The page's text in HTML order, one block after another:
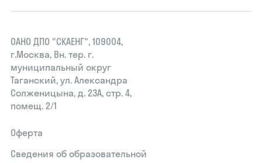
ОАНО ДПО "СКАЕНГ", 109004,
г.Москва, Вн. тер. г.
муниципальный округ
Таганский, ул. Александра
Солженицына, д. 23А, стр. 4,
помещ. 2/1
Оферта
Сведения об образовательной